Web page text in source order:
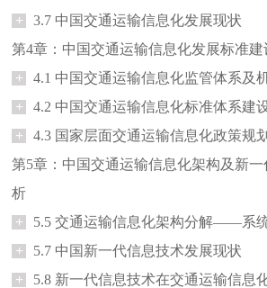
+
3.7 中国交通运输信息化发展现状
第4章：中国交通运输信息化发展标准
+
4.1 中国交通运输信息化监管体系及
+
4.2 中国交通运输信息化标准体系建
+
4.3 国家层面交通运输信息化政策规
第5章：中国交通运输信息化架构及新
析
+
5.5 交通运输信息化架构分解——系
+
5.7 中国新一代信息技术发展现状
+
5.8 新一代信息技术在交通运输信息